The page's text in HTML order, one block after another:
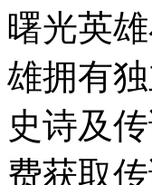
曙光英
雄拥有
史诗及
费获取